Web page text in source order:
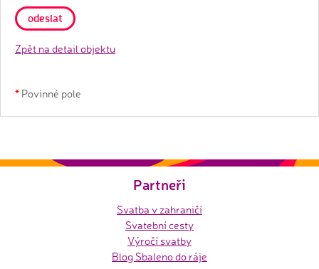
Zpět na detail objektu
* Povinné pole
Partneři
Svatba v zahraničí
Svatební cesty
Výročí svatby
Blog Sbaleno do ráje